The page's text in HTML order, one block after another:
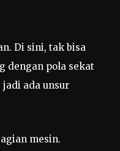
Di sini, tak bisa
dengan pola sekat
ada unsur
mesin.